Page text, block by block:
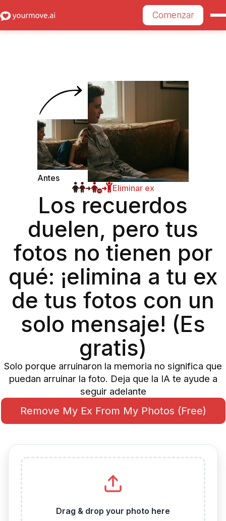
Comenzar
Eliminar ex
Los recuerdos
duelen, pero tus
fotos no tienen por
qué: ¡elimina a tu ex
de tus fotos con un
solo mensaje! (Es
gratis)
Solo porque arruinaron la memoria no significa que
puedan arruinar la foto. Deja que la IA te ayude a
seguir adelante
Antes
After
Remove My Ex From My Photos (Free)